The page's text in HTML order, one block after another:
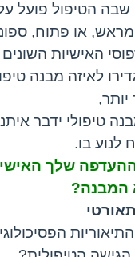
שבה הטיפול פועל
או פתוח,
האישיות
לאיזה מבנה
טיפולי ידבר
לנוע בו.
שלך
המבנה?